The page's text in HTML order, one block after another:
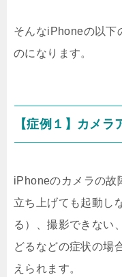
そんなiPhoneの以下
のになります。
【症例１】カメ
iPhoneのカメラの故
立ち上げても起動し
る）、撮影できない
どるなどの症状の場
えられます。